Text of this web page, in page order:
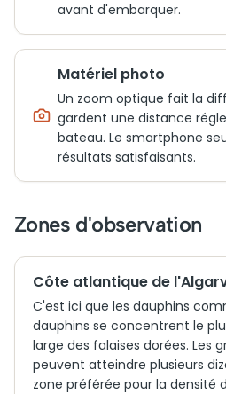
avant d'embarquer.
Matériel photo
Un zoom optique fait la
gardent une distance
bateau. Le smartphone
résultats satisfaisants.
Zones d'observation
Côte atlantique de
C'est ici que les dauphins
dauphins se concentrent le
large des falaises dorées. Les
peuvent atteindre plusieurs
zone préférée pour la densité